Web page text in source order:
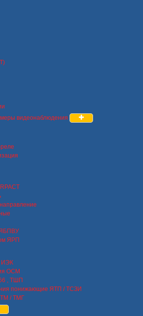
видеонаблюдения
ЯБПВУ
ЯРП
ИЭК
ОСМ
, ТШП
понижающие ЯТП / ТСЗИ
ТМ / ТМГ